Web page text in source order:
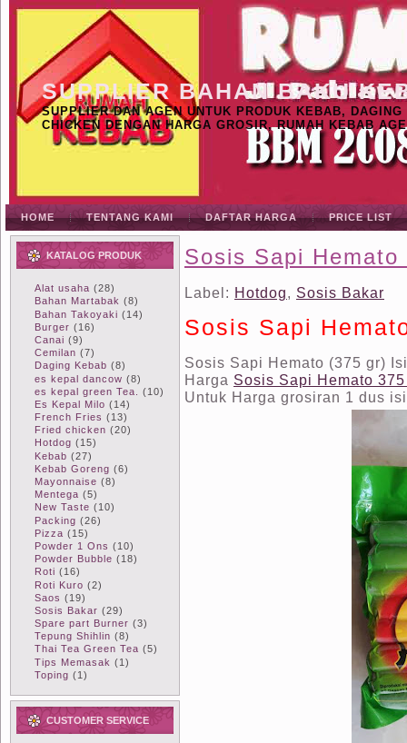
SUPPLIER BAHAN BAKU
SUPPLIER DAN AGEN UNTUK PRODUK KEBAB,
CHICKEN DENGAN HARGA GROSIR, RUMAH KEBAB
HOME TENTANG KAMI DAFTAR HARGA PRICE LIST
KATALOG PRODUK
Alat usaha (28)
Bahan Martabak (8)
Bahan Takoyaki (14)
Burger (16)
Canai (9)
Cemilan (7)
Daging Kebab (8)
es kepal dancow (8)
es kepal green Tea.
(10)
Es Kepal Milo (14)
French Fries (13)
Fried chicken (20)
Hotdog (15)
Kebab (27)
Kebab Goreng (6)
Mayonnaise (8)
Mentega (5)
New Taste (10)
Packing (26)
Pizza (15)
Powder 1 Ons (10)
Powder Bubble (18)
Roti (16)
Roti Kuro (2)
Saos (19)
Sosis Bakar (29)
Spare part Burner (3)
Tepung Shihlin (8)
Thai Tea Green Tea (5)
Tips Memasak (1)
Toping (1)
CUSTOMER SERVICE
Sosis Sapi
Label: Hotdog, Sosis Bakar
Sosis Sapi
Sosis Sapi Hemato (375 gr)
Harga Sosis Sapi Hemato
Untuk Harga grosiran 1 dus